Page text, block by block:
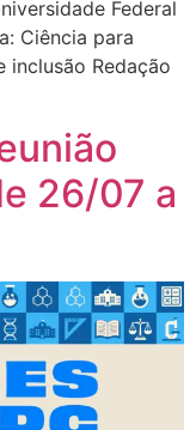
Federal
Ciência para
inclusão Redação
26/07 a